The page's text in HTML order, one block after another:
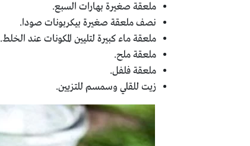
ملعقة صغيرة بهارات السبع.
نصف ملعقة صغيرة بيكربونات صودا.
ملعقة ماء كبيرة لتليين المكونات عند الخلط.
ملعقة ملح.
ملعقة فلفل.
زيت للقلي وسمسم للتزيين.